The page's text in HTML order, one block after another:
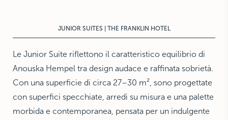
Villa La FavoritaJUNIOR SUITES | THE FRANKLIN HOTEL
Le Junior Suite riflettono il caratteristico equilibrio di
Anouska Hempel tra design audace e raffinata sobrietà.
Con una superficie di circa 27–30 m², sono progettate
con superfici specchiate, arredi su misura e una palette
morbida e contemporanea, pensata per un indulgente